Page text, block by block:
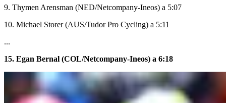
9. Thymen Arensman (NED/Netcompany-Ineos) a 5:07
10. Michael Storer (AUS/Tudor Pro Cycling) a 5:11
...
15. Egan Bernal (COL/Netcompany-Ineos) a 6:18